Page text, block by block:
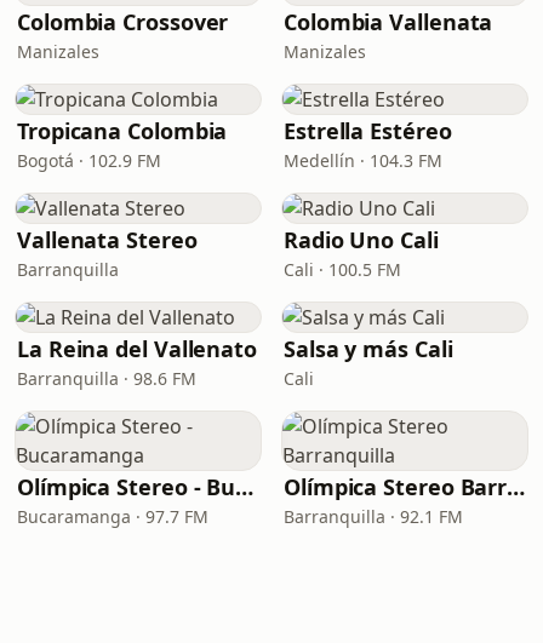
Colombia Crossover
Manizales
Colombia Vallenata
Manizales
Tropicana Colombia
Bogotá · 102.9 FM
Estrella Estéreo
Medellín · 104.3 FM
Vallenata Stereo
Barranquilla
Radio Uno Cali
Cali · 100.5 FM
La Reina del Vallenato
Barranquilla · 98.6 FM
Salsa y más Cali
Cali
Olímpica Stereo - Bucaramanga
Bucaramanga · 97.7 FM
Olímpica Stereo Barranquilla
Barranquilla · 92.1 FM